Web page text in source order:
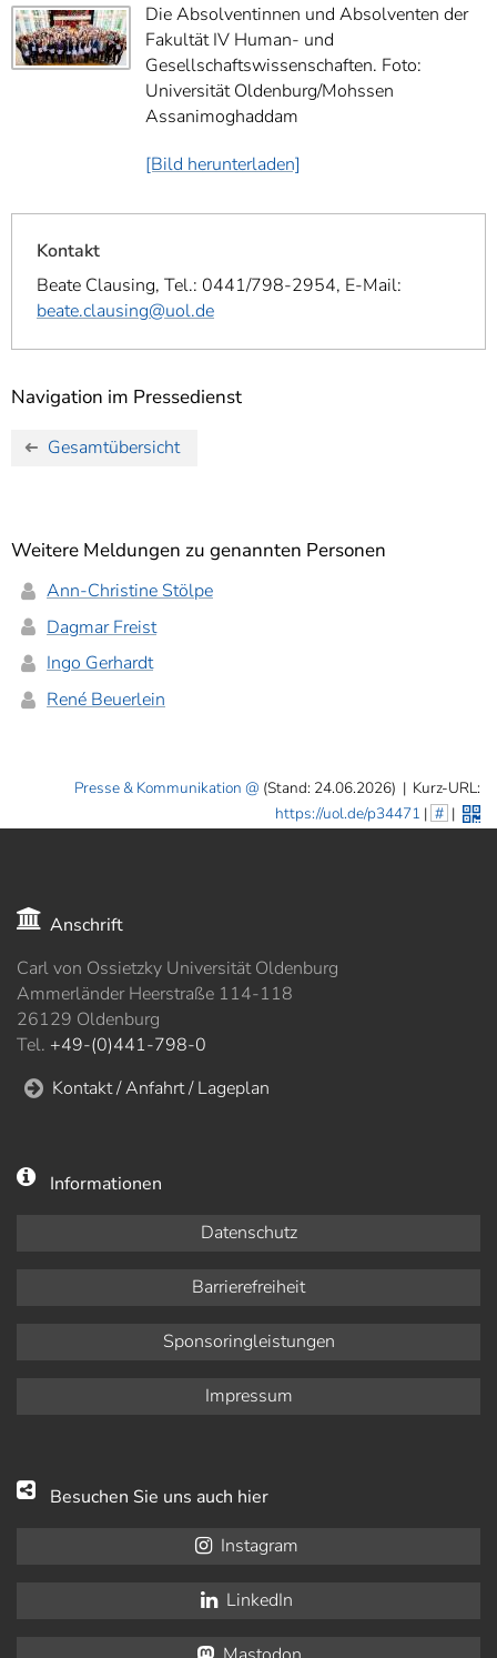
Die Absolventinnen und Absolventen der
Fakultät IV Human- und
Gesellschaftswissenschaften. Foto:
Universität Oldenburg/Mohssen
Assanimoghaddam
[Bild herunterladen]
Kontakt
Beate Clausing, Tel.: 0441/798-2954, E-Mail:
beate.clausing@uol.de
Navigation im Pressedienst
Gesamtübersicht
Weitere Meldungen zu genannten Personen
Ann-Christine Stölpe
Dagmar Freist
Ingo Gerhardt
René Beuerlein
Presse & Kommunikation (Stand: 24.06.2026) | Kurz-URL:
https://uol.de/p34471 | # |
Anschrift
Carl von Ossietzky Universität Oldenburg
Ammerländer Heerstraße 114-118
26129 Oldenburg
Tel. +49-(0)441-798-0
Kontakt / Anfahrt / Lageplan
Informationen
Datenschutz
Barrierefreiheit
Sponsoringleistungen
Impressum
Besuchen Sie uns auch hier
Instagram
LinkedIn